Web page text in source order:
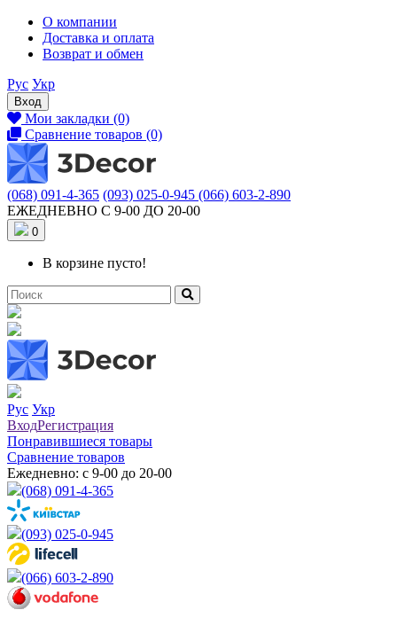
О компании
Доставка и оплата
Возврат и обмен
Рус Укр
Вход
Мои закладки (0)
Сравнение товаров (0)
(068) 091-4-365 (093) 025-0-945 (066) 603-2-890
ЕЖЕДНЕВНО С 9-00 ДО 20-00
0
В корзине пусто!
Рус Укр
ВходРегистрация
Понравившиеся товары
Сравнение товаров
Ежедневно: с 9-00 до 20-00
(068) 091-4-365
(093) 025-0-945
(066) 603-2-890